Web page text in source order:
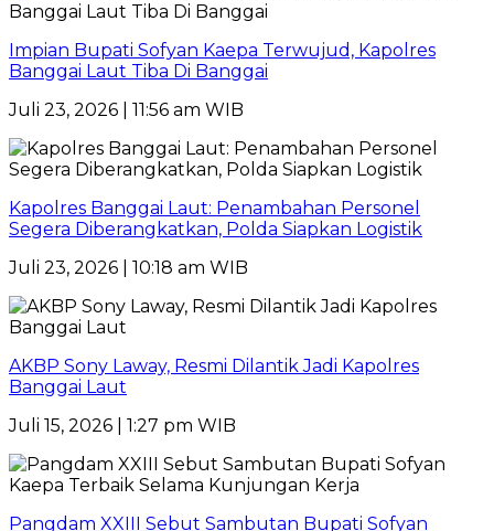
Impian Bupati Sofyan Kaepa Terwujud, Kapolres
Banggai Laut Tiba Di Banggai
Juli 23, 2026 | 11:56 am WIB
Kapolres Banggai Laut: Penambahan Personel
Segera Diberangkatkan, Polda Siapkan Logistik
Juli 23, 2026 | 10:18 am WIB
AKBP Sony Laway, Resmi Dilantik Jadi Kapolres
Banggai Laut
Juli 15, 2026 | 1:27 pm WIB
Pangdam XXIII Sebut Sambutan Bupati Sofyan